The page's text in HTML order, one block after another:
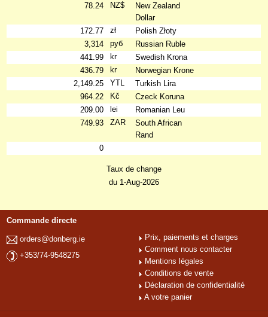
78.24
NZ$
New Zealand
Dollar
172.77
zł
Polish Złoty
3,314
руб
Russian Ruble
441.99
kr
Swedish Krona
436.79
kr
Norwegian Krone
2,149.25
YTL
Turkish Lira
964.22
Kč
Czeck Koruna
209.00
lei
Romanian Leu
749.93
ZAR
South African
Rand
0
Taux de change
du 1-Aug-2026
Commande directe
orders@donberg.ie
+353/74-9548275
Prix, paiements et charges
Comment nous contacter
Mentions légales
Conditions de vente
Déclaration de confidentialité
A votre panier